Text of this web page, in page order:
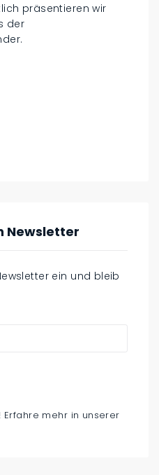
präsentieren wir
der
Newsletter
ein und bleib
Erfahre mehr in unserer